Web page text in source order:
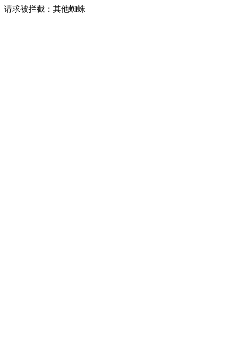
请求被拦截：其他蜘蛛